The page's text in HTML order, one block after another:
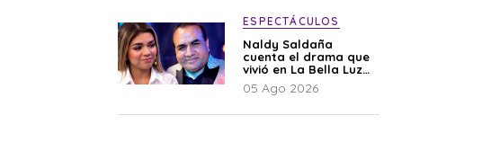
ESPECTÁCULOS
Naldy Saldaña
cuenta el drama que
vivió en La Bella Luz
tras denuncia al
director musical: “No
05 Ago 2026